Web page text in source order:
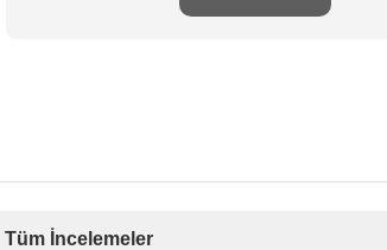
Tüm İncelemeler